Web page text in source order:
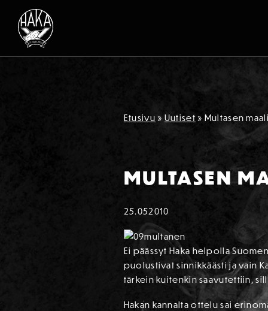
Siirry sisältöön
Etusivu » Uutiset » Multasen
MULTASEN
25.052010
Ei päässyt Haka helpolla
puolustivat sinnikkäästi ja vain
tärkein kuitenkin saavutettiin,
Hakan kannalta ottelu sai